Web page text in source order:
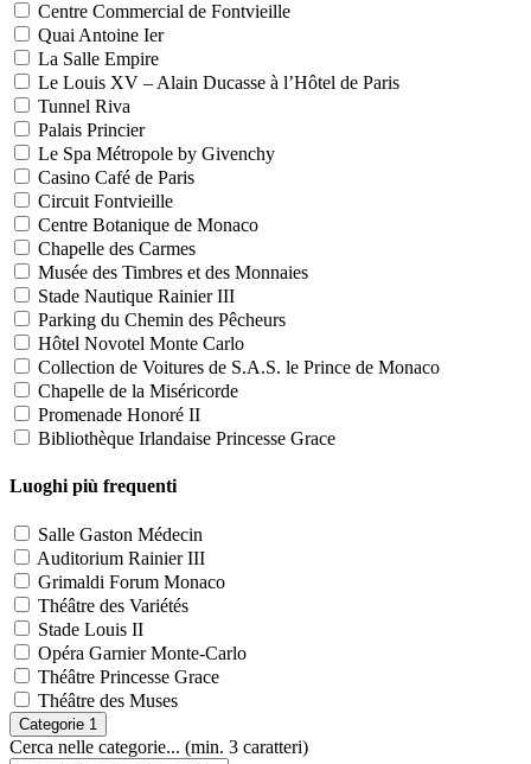
Centre Commercial de Fontvieille
Quai Antoine Ier
La Salle Empire
Le Louis XV – Alain Ducasse à l’Hôtel de Paris
Tunnel Riva
Palais Princier
Le Spa Métropole by Givenchy
Casino Café de Paris
Circuit Fontvieille
Centre Botanique de Monaco
Chapelle des Carmes
Musée des Timbres et des Monnaies
Stade Nautique Rainier III
Parking du Chemin des Pêcheurs
Hôtel Novotel Monte Carlo
Collection de Voitures de S.A.S. le Prince de Monaco
Chapelle de la Miséricorde
Promenade Honoré II
Bibliothèque Irlandaise Princesse Grace
Luoghi più frequenti
Salle Gaston Médecin
Auditorium Rainier III
Grimaldi Forum Monaco
Théâtre des Variétés
Stade Louis II
Opéra Garnier Monte-Carlo
Théâtre Princesse Grace
Théâtre des Muses
Categorie 1
Cerca nelle categorie... (min. 3 caratteri)